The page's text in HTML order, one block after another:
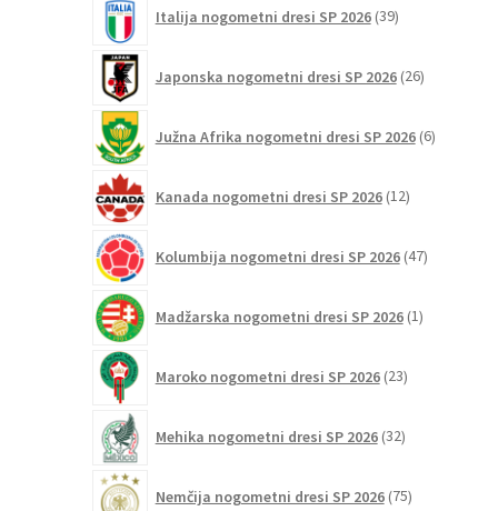
Italija nogometni dresi SP 2026 39izdelkov
Japonska nogometni dresi SP 2026 26izdelkov
Južna Afrika nogometni dresi SP 2026 6izdelkov
Kanada nogometni dresi SP 2026 12izdelkov
Kolumbija nogometni dresi SP 2026 47izdelkov
Madžarska nogometni dresi SP 2026 1izdelek
Maroko nogometni dresi SP 2026 23izdelkov
Mehika nogometni dresi SP 2026 32izdelkov
Nemčija nogometni dresi SP 2026 75izdelkov